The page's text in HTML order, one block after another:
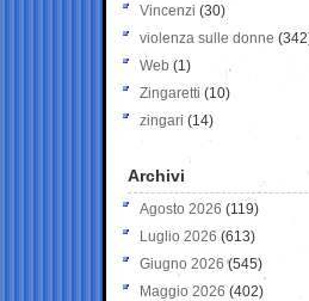
Vincenzi (30)
violenza sulle donne
Web (1)
Zingaretti (10)
zingari (14)
Archivi
Agosto 2026 (119)
Luglio 2026 (613)
Giugno 2026 (545)
Maggio 2026 (402)